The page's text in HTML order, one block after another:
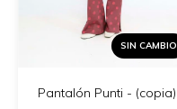
SIN CAMBIO
Pantalón Punti - (copia)